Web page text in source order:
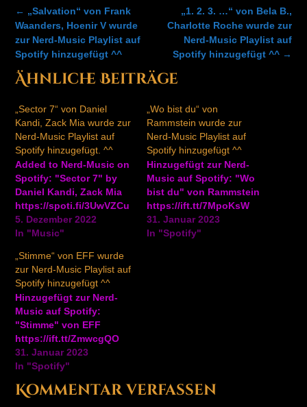
Post
navigation
„1. 2. 3. …“ von Bela B.,
Charlotte Roche wurde zur
Nerd-Music Playlist auf
Spotify hinzugefügt ^^ →
← „Salvation“ von Frank
Waanders, Hoenir V wurde
zur Nerd-Music Playlist auf
Spotify hinzugefügt ^^
Ähnliche Beiträge
„Sector 7“ von Daniel
Kandi, Zack Mia wurde zur
Nerd-Music Playlist auf
Spotify hinzugefügt. ^^
Added to Nerd-Music on
Spotify: "Sector 7" by
Daniel Kandi, Zack Mia
https://spoti.fi/3UwVZCu
5. Dezember 2022
In "Music"
„Wo bist du“ von
Rammstein wurde zur
Nerd-Music Playlist auf
Spotify hinzugefügt ^^
Hinzugefügt zur Nerd-
Music auf Spotify: "Wo
bist du" von Rammstein
https://ift.tt/7MpoKsW
31. Januar 2023
In "Spotify"
„Stimme“ von EFF wurde
zur Nerd-Music Playlist auf
Spotify hinzugefügt ^^
Hinzugefügt zur Nerd-
Music auf Spotify:
"Stimme" von EFF
https://ift.tt/ZmwcgQO
31. Januar 2023
In "Spotify"
Kommentar verfassen